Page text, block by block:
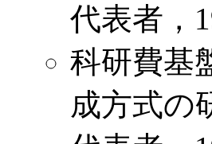
代表者，
科研費基
成方式の